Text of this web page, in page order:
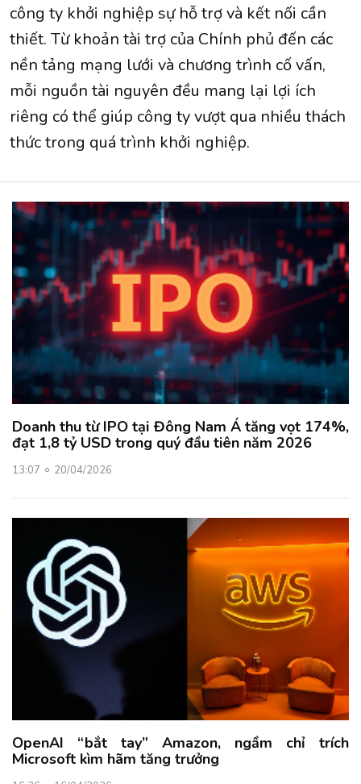
công ty khởi nghiệp sự hỗ trợ và kết nối cần
thiết. Từ khoản tài trợ của Chính phủ đến các
nền tảng mạng lưới và chương trình cố vấn,
mỗi nguồn tài nguyên đều mang lại lợi ích
riêng có thể giúp công ty vượt qua nhiều thách
thức trong quá trình khởi nghiệp.
Doanh thu từ IPO tại Đông Nam Á tăng vọt 174%,
đạt 1,8 tỷ USD trong quý đầu tiên năm 2026
13:07 20/04/2026
OpenAI “bắt tay” Amazon, ngầm chỉ trích
Microsoft kìm hãm tăng trưởng